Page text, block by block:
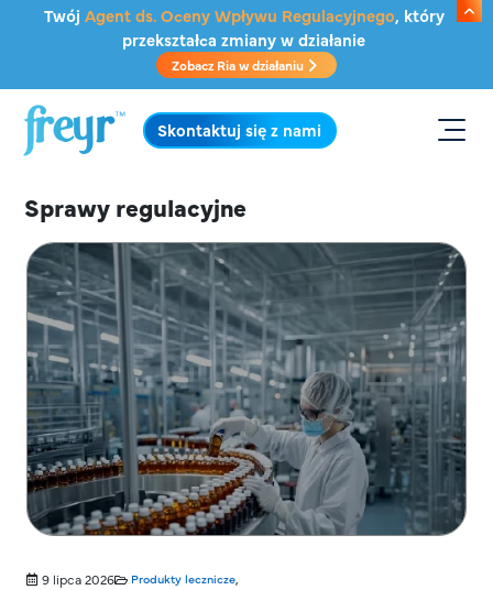
Przejdź do głównej treści
Twój Agent ds. Oceny Wpływu Regulacyjnego, który
przekształca zmiany w działanie
Zobacz Ria w działaniu
.
Skontaktuj się z nami
Sprawy regulacyjne
9 lipca 2026 Produkty lecznicze,